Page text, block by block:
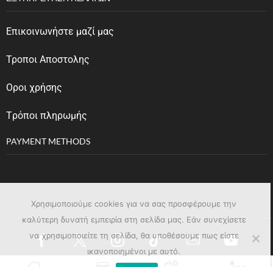
Επικοινωνήστε μαζί μας
Τροποι Αποστολης
Οροι χρήσης
Tρόποι πληρωμής
PAYMENT METHODS
Χρησιμοποιούμε cookies για να σας προσφέρουμε την
καλύτερη δυνατή εμπειρία στη σελίδα μας. Εάν συνεχίσετε
να χρησιμοποιείτε τη σελίδα, θα υποθέσουμε πως είστε
ικανοποιημένοι με αυτό.